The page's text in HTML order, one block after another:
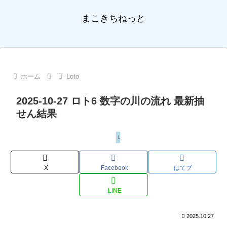
まこきちねっと
ホーム Loto
2025-10-27 ロト6 数字の川の流れ 最新抽
せん結果
Loto
X Facebook はてブ
LINE
2025.10.27